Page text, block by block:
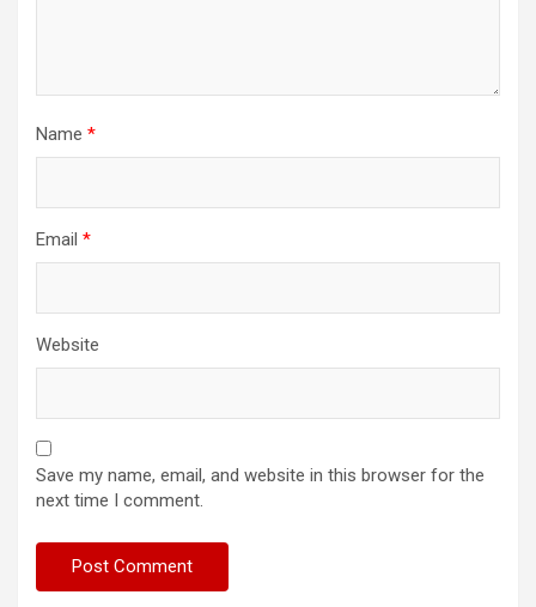
Name *
Email *
Website
Save my name, email, and website in this browser for the
next time I comment.